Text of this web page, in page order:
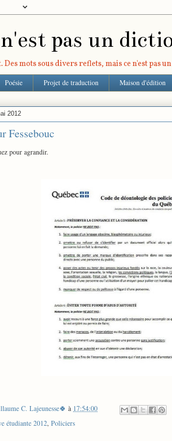
pas un
mots sous divers reflets, mais ce n'est pas
Poésie Projet de traduction Maison d'édition
2012
Fessebouc
pour agrandir.
C. Lajeunesse🍀 à 17:54:00
étudiante 2012, Policiers